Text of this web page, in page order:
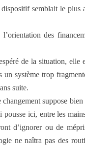
semblait le
des
de la situation, elle
un système trop
suite.
suppose
pousse ici, entre les
d’ignorer ou de
ne naîtra pas des